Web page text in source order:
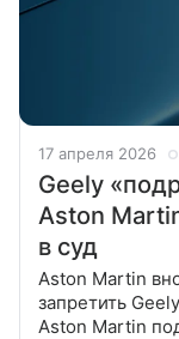
17 апреля 2026
Geely
Aston
в суд
Aston Martin
запретить
Aston Martin